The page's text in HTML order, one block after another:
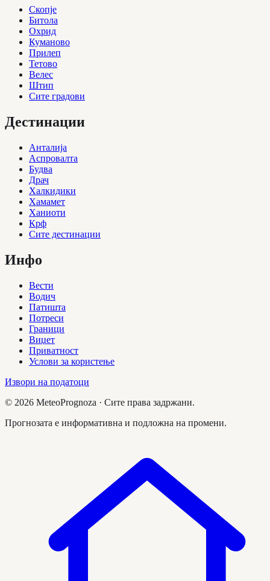
Скопје
Битола
Охрид
Куманово
Прилеп
Тетово
Велес
Штип
Сите градови
Дестинации
Анталија
Аспровалта
Будва
Драч
Халкидики
Хамамет
Ханиоти
Крф
Сите дестинации
Инфо
Вести
Водич
Патишта
Потреси
Граници
Виџет
Приватност
Услови за користење
Извори на податоци
© 2026 MeteoPrognoza · Сите права задржани.
Прогнозата е информативна и подложна на промени.